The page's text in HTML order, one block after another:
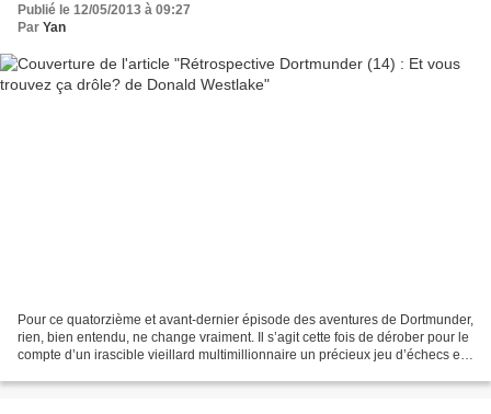
Publié le 12/05/2013 à 09:27
Par Yan
Pour ce quatorzième et avant-dernier épisode des aventures de Dortmunder,
rien, bien entendu, ne change vraiment. Il s’agit cette fois de dérober pour le
compte d’un irascible vieillard multimillionnaire un précieux jeu d’échecs en